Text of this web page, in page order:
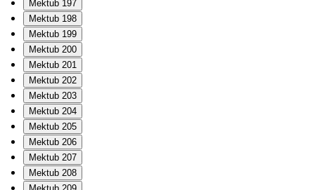
Mektub 197
Mektub 198
Mektub 199
Mektub 200
Mektub 201
Mektub 202
Mektub 203
Mektub 204
Mektub 205
Mektub 206
Mektub 207
Mektub 208